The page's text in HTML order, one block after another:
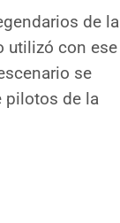
de la
utilizó con ese
se
pilotos de la